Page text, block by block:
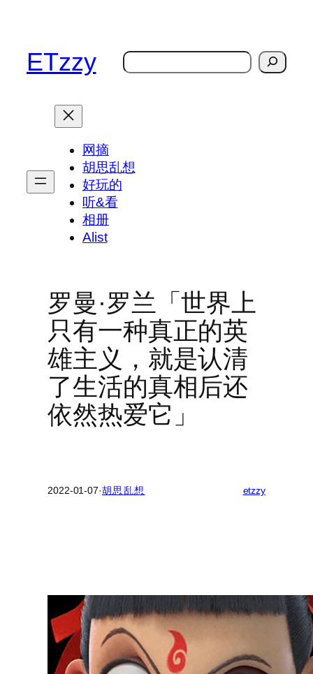
ETzzy
搜
网摘
胡思乱想
好玩的
听&看
相册
Alist
罗曼·罗兰「世界上
只有一种真正的英
雄主义，就是认清
了生活的真相后还
依然热爱它」
2022-01-07·胡思乱想 etzzy